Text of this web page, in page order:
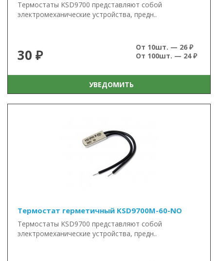
Термостаты KSD9700 представляют собой
электромеханические устройства, предн..
30 ₽
От 10шт. — 26 ₽
От 100шт. — 24 ₽
УВЕДОМИТЬ
Термостат герметичный KSD9700M-60-NO
Термостаты KSD9700 представляют собой
электромеханические устройства, предн..